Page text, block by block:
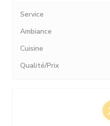
Service
Ambiance
Cuisine
Qualité/Prix